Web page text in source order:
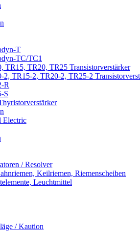
T
TC/TC1
TR15, TR20, TR25 Transistorverstärker
2, TR15-2, TR20-2, TR25-2
R
S
Electric
/ Resolver
Keilriemen, Riemenscheiben
Leuchtmittel
/ Kaution